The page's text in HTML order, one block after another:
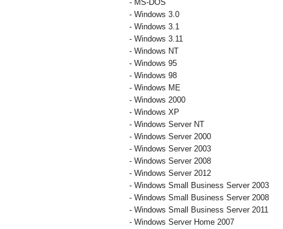
- MS-DOS
- Windows 3.0
- Windows 3.1
- Windows 3.11
- Windows NT
- Windows 95
- Windows 98
- Windows ME
- Windows 2000
- Windows XP
- Windows Server NT
- Windows Server 2000
- Windows Server 2003
- Windows Server 2008
- Windows Server 2012
- Windows Small Business Server 2003
- Windows Small Business Server 2008
- Windows Small Business Server 2011
- Windows Server Home 2007